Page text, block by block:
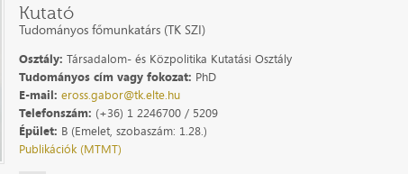
Kutató
Tudományos főmunkatárs (TK SZI)
Osztály: Társadalom- és Közpolitika Kutatási Osztály
Tudományos cím vagy fokozat: PhD
E-mail: eross.gabor@tk.elte.hu
Telefonszám: (+36) 1 2246700 / 5209
Épület: B (Emelet, szobaszám: 1.28.)
Publikációk (MTMT)